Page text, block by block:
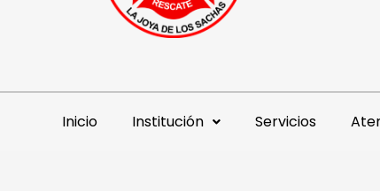
Inicio Institución Servicios